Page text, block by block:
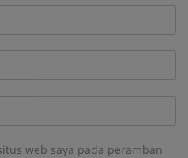
web saya pada peramban